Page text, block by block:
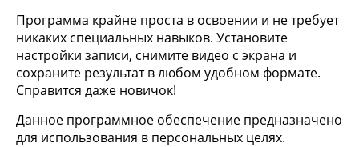
Программа крайне проста в освоении и не требует
никаких специальных навыков. Установите
настройки записи, снимите видео с экрана и
сохраните результат в любом удобном формате.
Справится даже новичок!
Данное программное обеспечение предназначено
для использования в персональных целях.